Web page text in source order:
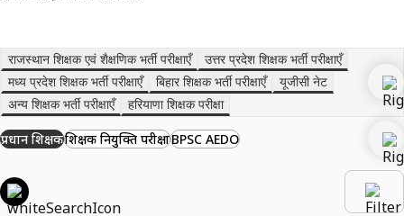
राजस्थान शिक्षक एवं शैक्षणिक भर्ती परीक्षाएँ
उत्तर प्रदेश शिक्षक भर्ती परीक्षाएँ
मध्य प्रदेश शिक्षक भर्ती परीक्षाएँ
बिहार शिक्षक भर्ती परीक्षाएँ
यूजीसी नेट
अन्य शिक्षक भर्ती परीक्षाएँ
हरियाणा शिक्षक परीक्षा
प्रधान शिक्षकशिक्षक नियुक्ति परीक्षाBPSC AEDO